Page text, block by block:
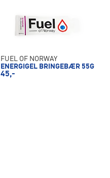
FUEL OF NORWAY
ENERGIGEL BRINGEBÆR 55G
45,-